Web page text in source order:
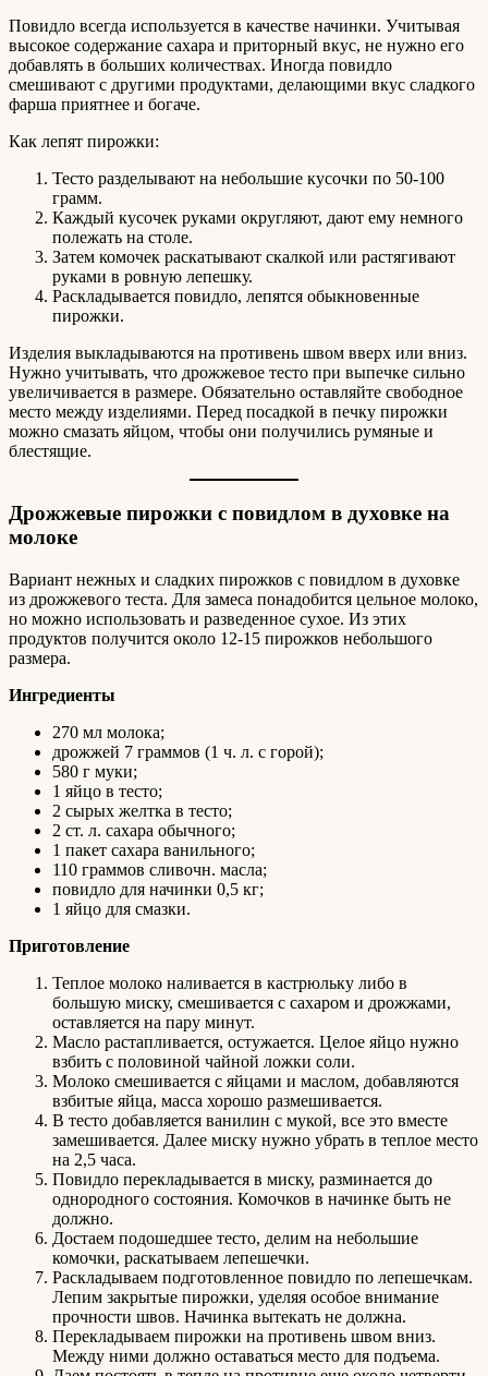
Повидло всегда используется в качестве начинки. Учитывая
высокое содержание сахара и приторный вкус, не нужно его
добавлять в больших количествах. Иногда повидло
смешивают с другими продуктами, делающими вкус сладкого
фарша приятнее и богаче.
Как лепят пирожки:
Тесто разделывают на небольшие кусочки по 50-100
грамм.
Каждый кусочек руками округляют, дают ему немного
полежать на столе.
Затем комочек раскатывают скалкой или растягивают
руками в ровную лепешку.
Раскладывается повидло, лепятся обыкновенные
пирожки.
Изделия выкладываются на противень швом вверх или вниз.
Нужно учитывать, что дрожжевое тесто при выпечке сильно
увеличивается в размере. Обязательно оставляйте свободное
место между изделиями. Перед посадкой в печку пирожки
можно смазать яйцом, чтобы они получились румяные и
блестящие.
Дрожжевые пирожки с повидлом в духовке на
молоке
Вариант нежных и сладких пирожков с повидлом в духовке
из дрожжевого теста. Для замеса понадобится цельное молоко,
но можно использовать и разведенное сухое. Из этих
продуктов получится около 12-15 пирожков небольшого
размера.
Ингредиенты
270 мл молока;
дрожжей 7 граммов (1 ч. л. с горой);
580 г муки;
1 яйцо в тесто;
2 сырых желтка в тесто;
2 ст. л. сахара обычного;
1 пакет сахара ванильного;
110 граммов сливочн. масла;
повидло для начинки 0,5 кг;
1 яйцо для смазки.
Приготовление
Теплое молоко наливается в кастрюльку либо в
большую миску, смешивается с сахаром и дрожжами,
оставляется на пару минут.
Масло растапливается, остужается. Целое яйцо нужно
взбить с половиной чайной ложки соли.
Молоко смешивается с яйцами и маслом, добавляются
взбитые яйца, масса хорошо размешивается.
В тесто добавляется ванилин с мукой, все это вместе
замешивается. Далее миску нужно убрать в теплое место
на 2,5 часа.
Повидло перекладывается в миску, разминается до
однородного состояния. Комочков в начинке быть не
должно.
Достаем подошедшее тесто, делим на небольшие
комочки, раскатываем лепешечки.
Раскладываем подготовленное повидло по лепешечкам.
Лепим закрытые пирожки, уделяя особое внимание
прочности швов. Начинка вытекать не должна.
Перекладываем пирожки на противень швом вниз.
Между ними должно оставаться место для подъема.